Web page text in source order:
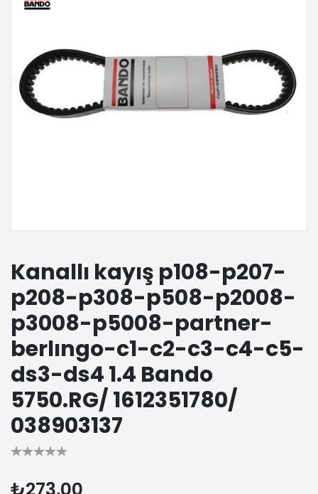
Kanallı kayış p108-p207-
p208-p308-p508-p2008-
p3008-p5008-partner-
berlıngo-c1-c2-c3-c4-c5-
ds3-ds4 1.4 Bando
5750.RG/ 1612351780/
038903137
₺273,00